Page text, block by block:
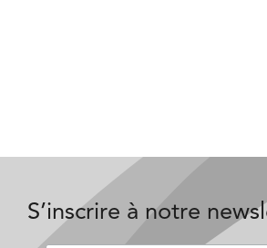
S’inscrire à notre